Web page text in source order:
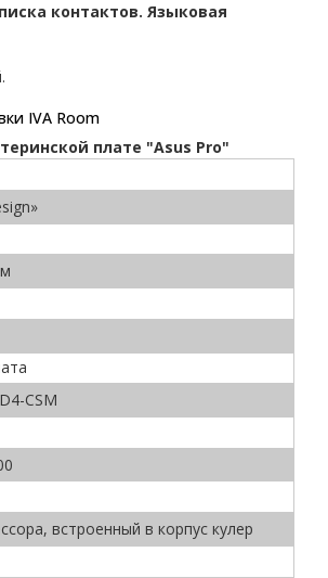
контактов. Языковая
IVA Room
плате "Asus Pro"
CSM
встроенный в корпус кулер